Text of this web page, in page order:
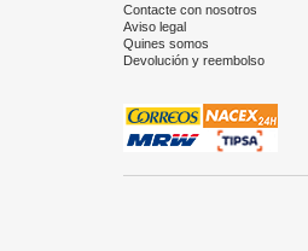
Contacte con nosotros
Aviso legal
Quines somos
Devolución y reembolso